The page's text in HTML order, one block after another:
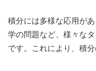
積分には多様な応用が
学の問題など、様々な
です。これにより、積